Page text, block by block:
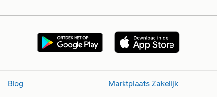
Blog
Marktplaats Zakelijk